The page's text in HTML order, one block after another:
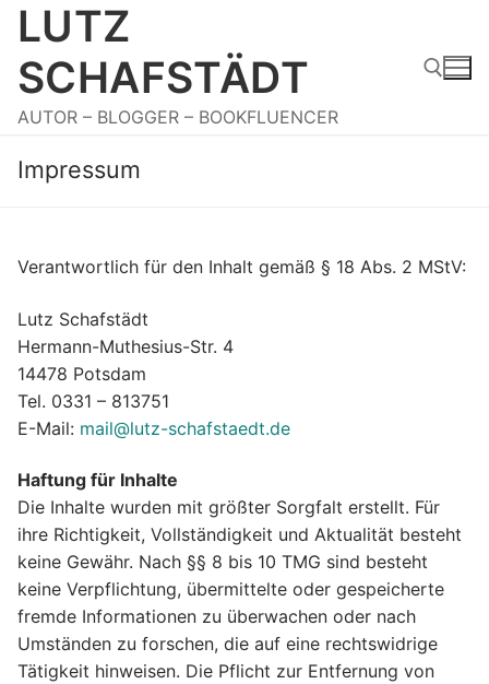
Zum
Inhalt
springen
LUTZ
SCHAFSTÄDT
AUTOR – BLOGGER – BOOKFLUENCER
Impressum
Verantwortlich für den Inhalt gemäß § 18 Abs. 2 MStV:
Lutz Schafstädt
Hermann-Muthesius-Str. 4
14478 Potsdam
Tel. 0331 – 813751
E-Mail: mail@lutz-schafstaedt.de
Haftung für Inhalte
Die Inhalte wurden mit größter Sorgfalt erstellt. Für
ihre Richtigkeit, Vollständigkeit und Aktualität besteht
keine Gewähr. Nach §§ 8 bis 10 TMG sind besteht
keine Verpflichtung, übermittelte oder gespeicherte
fremde Informationen zu überwachen oder nach
Umständen zu forschen, die auf eine rechtswidrige
Tätigkeit hinweisen. Die Pflicht zur Entfernung von